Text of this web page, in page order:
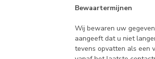
Bewaartermijnen
Wij bewaren uw
aangeeft dat u niet
tevens opvatten als een